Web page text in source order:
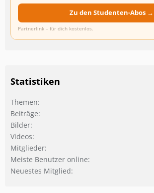
Zu den Studenten-Abos →
Partnerlink – für dich kostenlos.
Statistiken
Themen
Beiträge
Bilder
Videos
Mitglieder
Meiste Benutzer online
Neuestes Mitglied